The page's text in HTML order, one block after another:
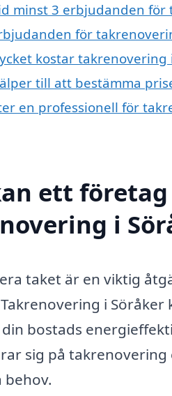
minst 3 erbjudanden för
för
kostar takrenovering
till att bestämma
en professionell för
ett
i
taket är en viktig
i
bostads
sig på
behov.